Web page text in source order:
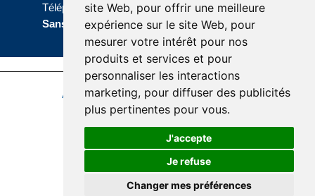
site Web, pour offrir une meilleure
expérience sur le site Web, pour
mesurer votre intérêt pour nos
produits et services et pour
personnaliser les interactions
marketing, pour diffuser des publicités
plus pertinentes pour vous.
J'accepte
Je refuse
Changer mes préférences
Téléphone :418 589-9845 ou
Sans frais : 1 800 463-5142
Accessibilité Plan du site
Politique de confidentialité
Réalisation du site
© Santé Québec Côte-Nord, 2026